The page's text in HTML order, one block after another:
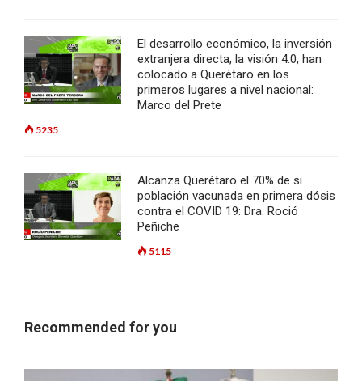
El desarrollo económico, la inversión
extranjera directa, la visión 4.0, han
colocado a Querétaro en los
primeros lugares a nivel nacional:
Marco del Prete
5235
Alcanza Querétaro el 70% de si
población vacunada en primera dósis
contra el COVID 19: Dra. Roció
Peñiche
5115
Recommended for you